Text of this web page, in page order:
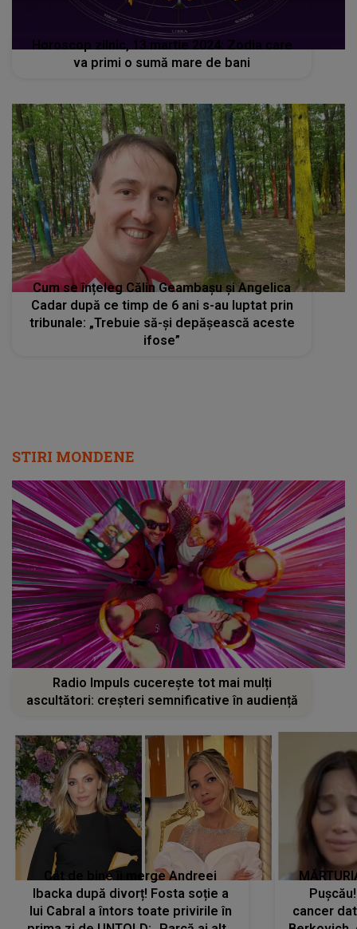
Horoscop zilnic, 13 martie 2024: Zodia care
va primi o sumă mare de bani
Cum se înțeleg Călin Geambașu și Angelica
Cadar după ce timp de 6 ani s-au luptat prin
tribunale: „Trebuie să-și depășească aceste
ifose”
STIRI MONDENE
Radio Impuls cucerește tot mai mulți
ascultători: creșteri semnificative în audiență
Cât de bine îi merge Andreei
Ibacka după divorț! Fosta soție a
lui Cabral a întors toate privirile în
cancer